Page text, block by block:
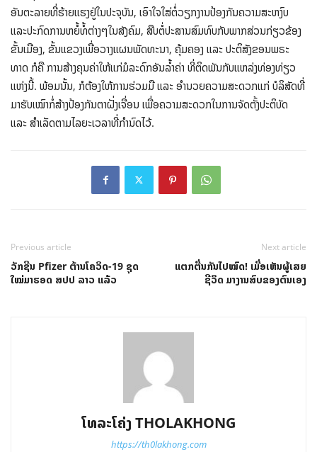
ອັນຕະລາຍທີ່ຮ້າຍແຮງຢູ່ໃນປະຈຸບັນ, ເອົາໃຈໃສ່ຕໍ່ວຽກງານປ້ອງກັນຄວາມສະຫງົບ
ແລະປະກົດການຫຍໍ້ທໍ້ຕ່າງໆໃນສັງຄົມ, ສືບຕໍ່ປະສານສົມທົບກັບພາກສ່ວນກ່ຽວຂ້ອງ
ຂັ້ນເມືອງ, ຂັ້ນແຂວງເພື່ອວາງແຜນພັດທະນາ, ຄຸ້ມຄອງ ແລະ ປະຕິສັງຂອນພຣະ
ທາດ ກໍຄື ການສ້າງຄຸນຄ່າໃຫ້ແກ່ມໍລະດົກອັນລໍ້າຄ່າ ທີ່ຕິດພັນກັບແຫລ່ງທ່ອງທ່ຽວ
ແຫ່ງນີ້. ພ້ອມນັ້ນ, ກໍຕ້ອງໃຫ້ການຮ່ວມມື ແລະ ອຳນວຍຄວາມສະດວກແກ່ ບໍລິສັດທີ່
ມາຮັບເໝົາກໍ່ສ້າງປ້ອງກັນຕາຝັ່ງເຈື່ອນ ເພື່ອຄວາມສະດວກໃນການຈັດຕັ້ງປະຕິບັດ
ແລະ ສຳເລັດຕາມໄລຍະເວລາທີ່ກຳນົດໄວ້.
Previous article
ວັກຊີນ Pfizer ຕ້ານໂຄວິດ-19 ຊຸດ
ໃໝ່ມາຮອດ ສປປ ລາວ ແລ້ວ
Next article
ແຕກຕື່ນກັນໄປໝົດ! ເມື່ອເຫັນຜູ້ເສຍ
ຊີວິດ ມາງານສົບຂອງຕົນເອງ
ໂທລະໂຄ່ງ THOLAKHONG
https://th0lakhong.com